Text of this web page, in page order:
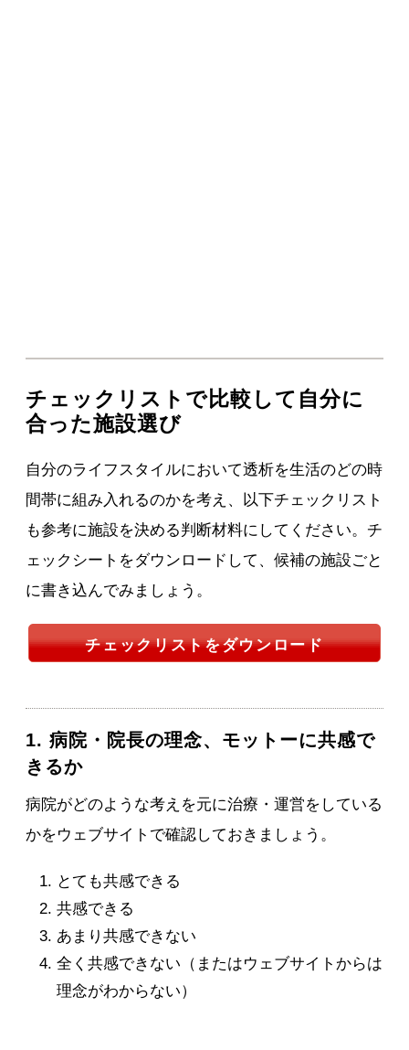
チェックリストで比較して自分に
合った施設選び
自分のライフスタイルにおいて透析を生活のどの時
間帯に組み入れるのかを考え、以下チェックリスト
も参考に施設を決める判断材料にしてください。チ
ェックシートをダウンロードして、候補の施設ごと
に書き込んでみましょう。
チェックリストをダウンロード
1. 病院・院長の理念、モットーに共感で
きるか
病院がどのような考えを元に治療・運営をしている
かをウェブサイトで確認しておきましょう。
とても共感できる
共感できる
あまり共感できない
全く共感できない（またはウェブサイトからは
理念がわからない）